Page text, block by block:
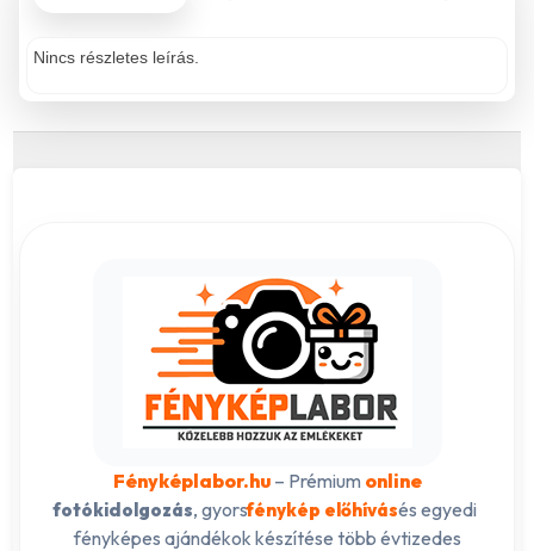
Nincs részletes leírás.
Fényképlabor.hu– Prémium online
fotókidolgozás, gyorsfénykép előhívásés egyedi
fényképes ajándékok készítése több évtizedes